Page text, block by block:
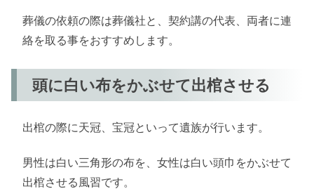
葬儀の依頼の際は葬儀社と、契約講の代表、両者に連
絡を取る事をおすすめします。
頭に白い布をかぶせて出棺させる
出棺の際に天冠、宝冠といって遺族が行います。
男性は白い三角形の布を、女性は白い頭巾をかぶせて
出棺させる風習です。